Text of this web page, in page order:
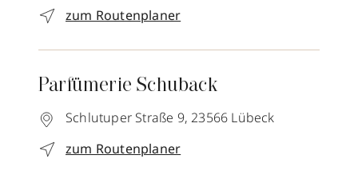
zum Routenplaner
Parfümerie Schuback
Schlutuper Straße 9, 23566 Lübeck
zum Routenplaner